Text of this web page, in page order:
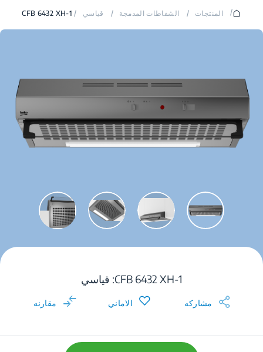
/ المنتجات / الشفاطات المدمجة / قياسي /
CFB 6432 XH-1
CFB 6432 XH-1: قياسي
مشاركه الاماني مقارنه